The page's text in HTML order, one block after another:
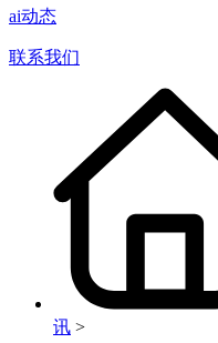
ai动态
联系我们
讯 >